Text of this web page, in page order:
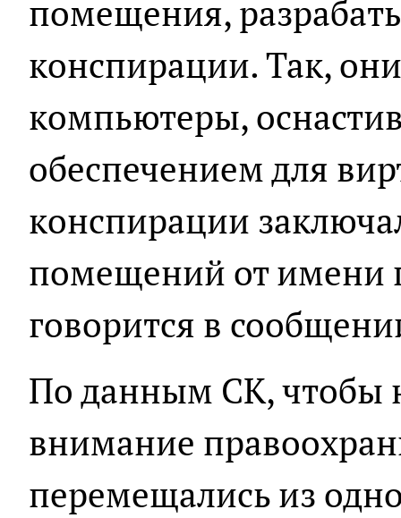
помещения,
конспирации. Так,
компьютеры,
обеспечением для
конспирации
помещений от имени
говорится в
По данным СК, чтобы
внимание
перемещались из